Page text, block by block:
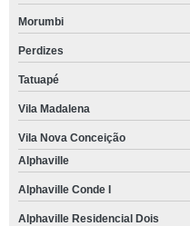
local para eventos empresariais
local para festas telefone Jardim
local para festas Residencial Doze
reserva de local para eventos
local para festa de empresa
Morumbi
Perdizes
Tatuapé
Vila Madalena
Vila Nova Conceição
Alphaville
Alphaville Conde I
Alphaville Residencial Dois